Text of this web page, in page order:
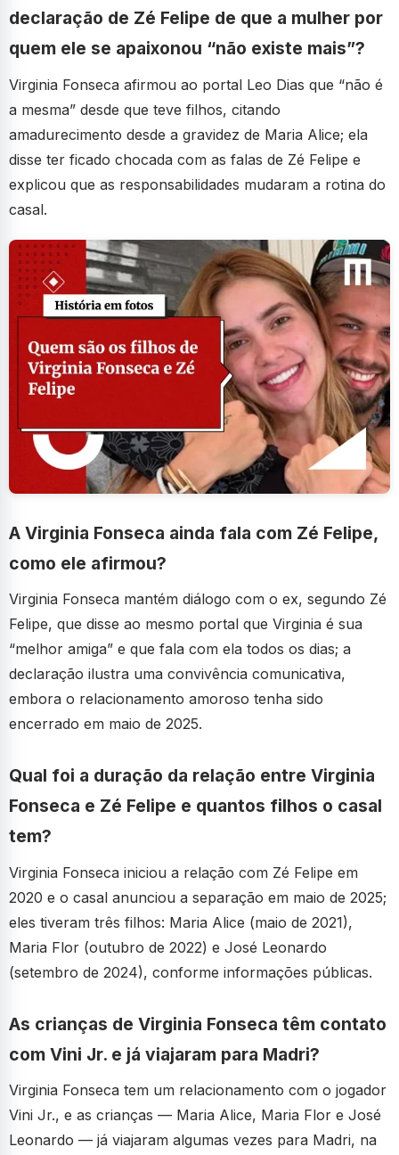
declaração de Zé Felipe de que a mulher por
quem ele se apaixonou “não existe mais”?
Virginia Fonseca afirmou ao portal Leo Dias que “não é
a mesma” desde que teve filhos, citando
amadurecimento desde a gravidez de Maria Alice; ela
disse ter ficado chocada com as falas de Zé Felipe e
explicou que as responsabilidades mudaram a rotina do
casal.
A Virginia Fonseca ainda fala com Zé Felipe,
como ele afirmou?
Virginia Fonseca mantém diálogo com o ex, segundo Zé
Felipe, que disse ao mesmo portal que Virginia é sua
“melhor amiga” e que fala com ela todos os dias; a
declaração ilustra uma convivência comunicativa,
embora o relacionamento amoroso tenha sido
encerrado em maio de 2025.
Qual foi a duração da relação entre Virginia
Fonseca e Zé Felipe e quantos filhos o casal
tem?
Virginia Fonseca iniciou a relação com Zé Felipe em
2020 e o casal anunciou a separação em maio de 2025;
eles tiveram três filhos: Maria Alice (maio de 2021),
Maria Flor (outubro de 2022) e José Leonardo
(setembro de 2024), conforme informações públicas.
As crianças de Virginia Fonseca têm contato
com Vini Jr. e já viajaram para Madri?
Virginia Fonseca tem um relacionamento com o jogador
Vini Jr., e as crianças — Maria Alice, Maria Flor e José
Leonardo — já viajaram algumas vezes para Madri, na